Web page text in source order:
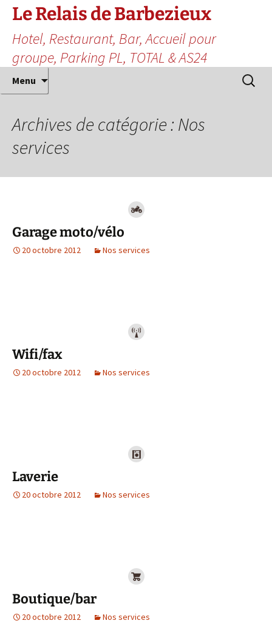
Aller
contenu
Le Relais de Barbezieux
Hotel, Restaurant, Bar, Accueil pour
groupe, Parking PL, TOTAL & AS24
Menu
Archives de catégorie : Nos
services
Garage moto/vélo
20 octobre 2012 Nos services
Wifi/fax
20 octobre 2012 Nos services
Laverie
20 octobre 2012 Nos services
Boutique/bar
20 octobre 2012 Nos services